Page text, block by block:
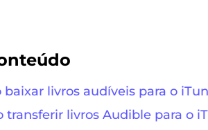
baixar livros audíveis para o
transferir livros Audible para o